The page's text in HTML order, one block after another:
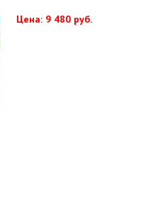
Цена: 9 480 руб.